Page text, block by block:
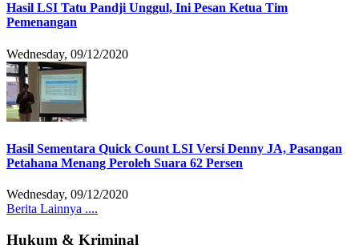
Hasil LSI Tatu Pandji Unggul, Ini Pesan Ketua Tim
Pemenangan
Wednesday, 09/12/2020
Hasil Sementara Quick Count LSI Versi Denny JA, Pasangan
Petahana Menang Peroleh Suara 62 Persen
Wednesday, 09/12/2020
Berita Lainnya ....
Hukum & Kriminal